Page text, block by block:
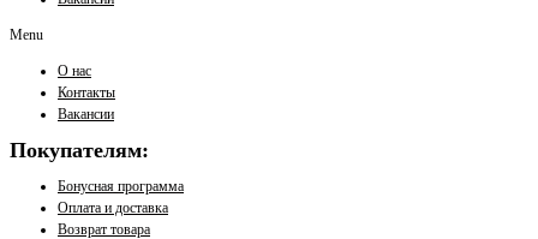
Menu
О нас
Контакты
Вакансии
Покупателям:
Бонусная программа
Оплата и доставка
Возврат товара